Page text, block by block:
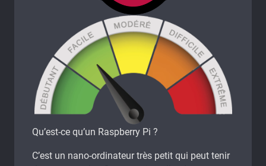
Qu’est-ce qu’un Raspberry Pi ?
C’est un nano-ordinateur très petit qui peut tenir